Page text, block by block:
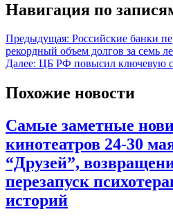
Навигация по
Предыдущая: Российские банки
рекордный объем долгов за семь
Далее: ЦБ РФ повысил ключевую
Похожие новости
Самые заметные
кинотеатров 24-30
“Друзей”,
перезапуск
историй